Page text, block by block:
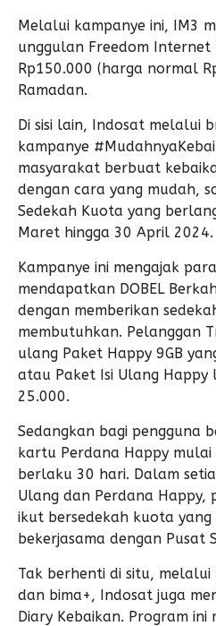
Melalui kampanye ini, IM3
unggulan Freedom Internet
Rp150.000 (harga normal
Ramadan.
Di sisi lain, Indosat melalui
kampanye
masyarakat berbuat
dengan cara yang mudah,
Sedekah Kuota yang
Maret hingga 30 April 2024.
Kampanye ini mengajak
mendapatkan DOBEL
dengan memberikan
membutuhkan. Pelanggan
ulang Paket Happy 9GB
atau Paket Isi Ulang Happy
25.000.
Sedangkan bagi pengguna
kartu Perdana Happy
berlaku 30 hari. Dalam
Ulang dan Perdana
ikut bersedekah kuota
bekerjasama dengan Pusat
Tak berhenti di situ,
dan bima+, Indosat juga
Diary Kebaikan. Program ini